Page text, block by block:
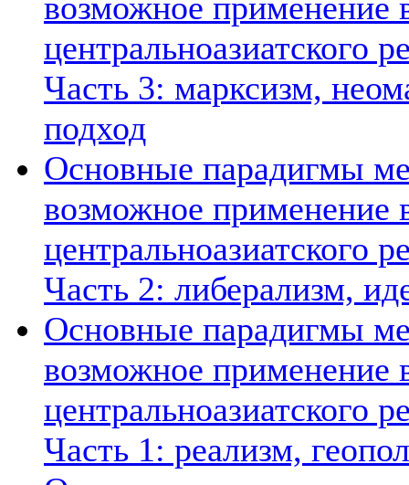
центральноазиатского
Часть 3: марксизм,
подход
Основные парадигмы
возможное применение
центральноазиатского
Часть 2: либерализм,
Основные парадигмы
возможное применение
центральноазиатского
Часть 1: реализм,